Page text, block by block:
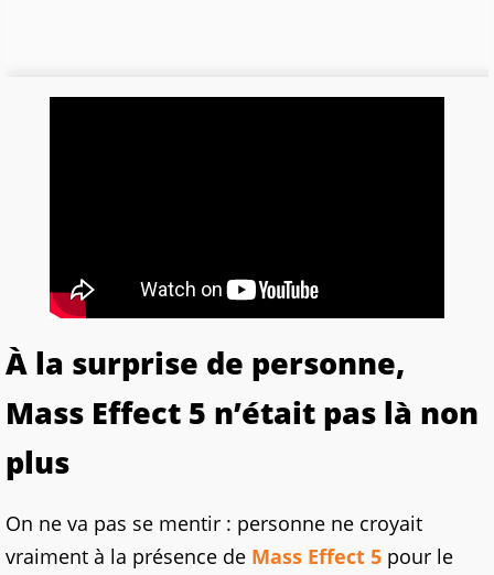
À la surprise de personne,
Mass Effect 5 n’était pas là non
plus
On ne va pas se mentir : personne ne croyait
vraiment à la présence de Mass Effect 5 pour le